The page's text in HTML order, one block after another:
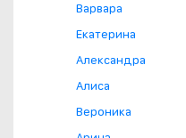
Варвара
Екатерина
Александра
Алиса
Вероника